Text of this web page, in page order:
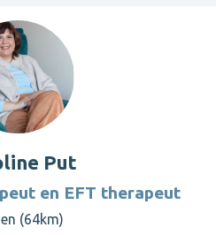
Put
en EFT therapeut
(64km)